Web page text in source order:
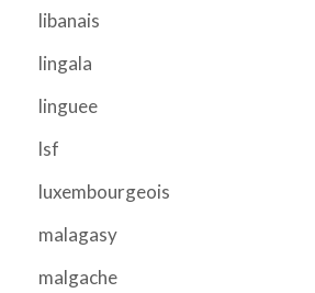
libanais
lingala
linguee
lsf
luxembourgeois
malagasy
malgache